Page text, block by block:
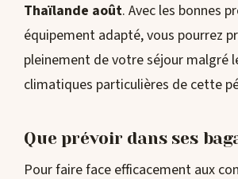
Thaïlande août. Avec les bonnes
équipement adapté, vous pourrez
pleinement de votre séjour malgré
climatiques particulières de cette
Que prévoir dans ses
Pour faire face efficacement aux